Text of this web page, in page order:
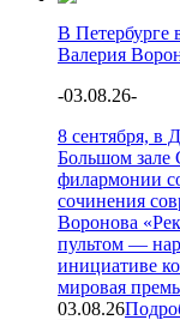
В Петербурге
Валерия
-03.08.26-
8 сентября, в
Большом зале
филармонии
сочинения
Воронова
пультом —
инициативе
мировая
03.08.26